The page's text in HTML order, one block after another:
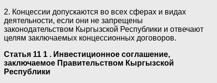
2. Концессии допускаются во всех сферах и видах
деятельности, если они не запрещены
законодательством Кыргызской Республики и отвечают
целям заключаемых концессионных договоров.
Статья 11 1 . Инвестиционное соглашение,
заключаемое Правительством Кыргызской
Республики